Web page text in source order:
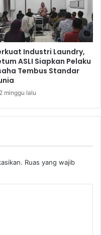
Industri Laundry,
ASLI Siapkan Pelaku
Tembus Standar
2 minggu lalu
Ruas yang wajib